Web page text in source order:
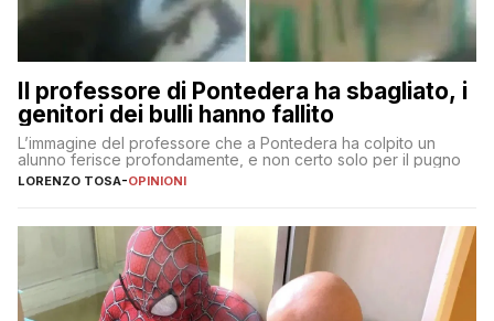
Il professore di Pontedera ha sbagliato, i
genitori dei bulli hanno fallito
L’immagine del professore che a Pontedera ha colpito un
alunno ferisce profondamente, e non certo solo per il pugno
LORENZO TOSA-OPINIONI